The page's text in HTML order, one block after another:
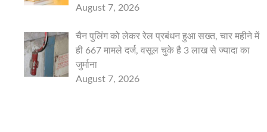
August 7, 2026
चैन पुलिंग को लेकर रेल प्रबंधन हुआ सख्त, चार महीने में
ही 667 मामले दर्ज, वसूल चुके है 3 लाख से ज्यादा का
जुर्माना
August 7, 2026